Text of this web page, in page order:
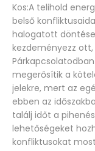
Kos:A telihold
belső
halogatott
kezdeményezz
megerősítik a
jelekre, mert az
ebben az
találj időt a
lehetőségeket
konfliktusokat